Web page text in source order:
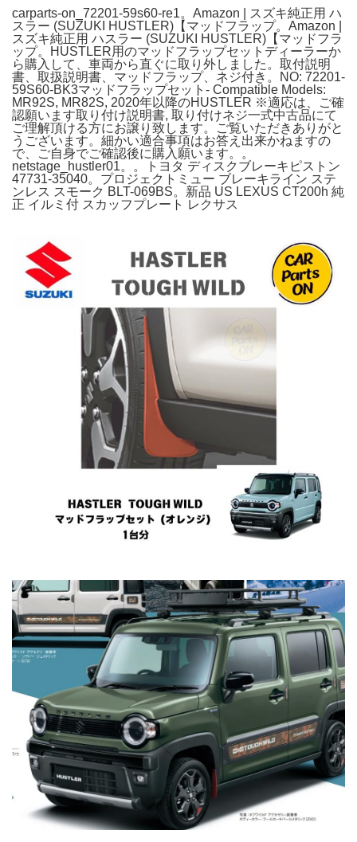
carparts-on_72201-59s60-re1。Amazon | スズキ純正用 ハ
スラー (SUZUKI HUSTLER)【マッドフラップ。Amazon |
スズキ純正用 ハスラー (SUZUKI HUSTLER)【マッドフラ
ップ。HUSTLER用のマッドフラップセットディーラーか
ら購入して、車両から直ぐに取り外しました。取付説明
書、取扱説明書、マッドフラップ、ネジ付き。NO: 72201-
59S60-BK3マッドフラップセット- Compatible Models:
MR92S, MR82S, 2020年以降のHUSTLER ※適応は、ご確
認願います取り付け説明書, 取り付けネジ一式中古品にて
ご理解頂ける方にお譲り致します。ご覧いただきありがと
うございます。細かい適合事項はお答え出来かねますの
で、ご自身でご確認後に購入願います。。
netstage_hustler01。。トヨタ ディスクブレーキピストン
47731-35040。プロジェクトミュー ブレーキライン ステ
ンレス スモーク BLT-069BS。新品 US LEXUS CT200h 純
正 イルミ付 スカッフプレート レクサス